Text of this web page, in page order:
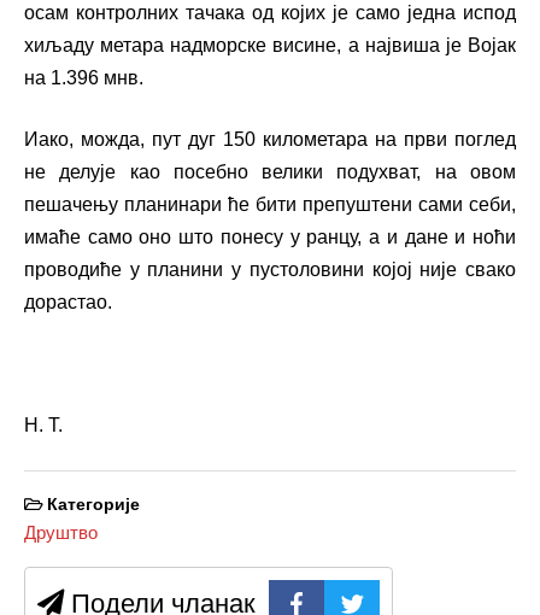
осам контролних тачака од којих је само једна испод
хиљаду метара надморске висине, а највиша је Војак
на 1.396 мнв.
Иако, можда, пут дуг 150 километара на први поглед
не делује као посебно велики подухват, на овом
пешачењу планинари ће бити препуштени сами себи,
имаће само оно што понесу у ранцу, а и дане и ноћи
проводиће у планини у пустоловини којој није свако
дорастао.
Н. Т.
Категорије
Друштво
Подели чланак